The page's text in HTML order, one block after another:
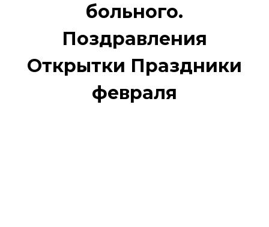
больного.
Поздравления
Открытки Праздники
февраля